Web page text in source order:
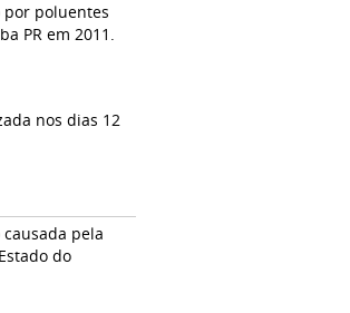
por poluentes
PR em 2011.
nos dias 12
pela
do